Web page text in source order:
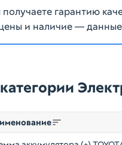
получаете гарантию
и наличие — данные